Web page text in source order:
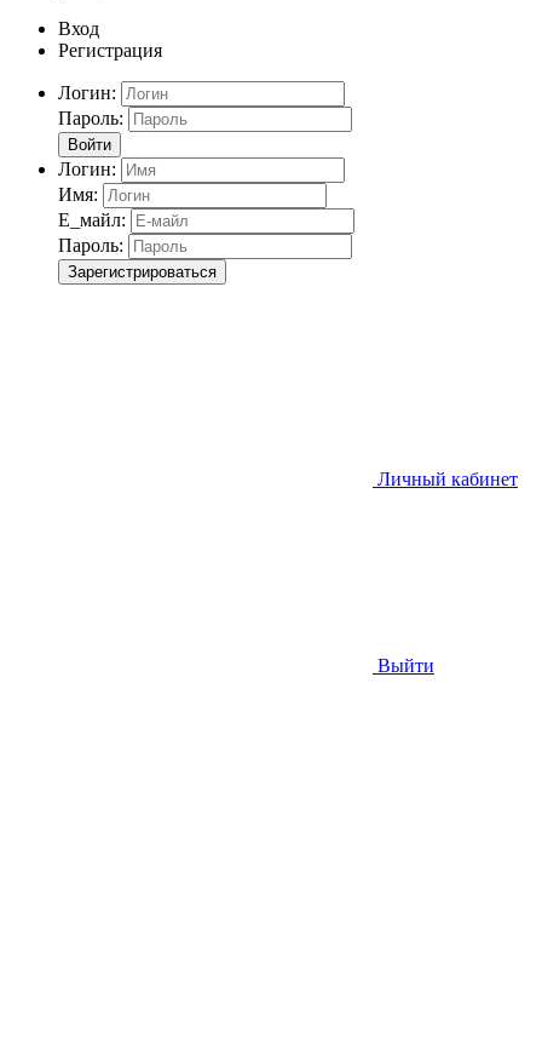
Вход
Регистрация
Логин:
Пароль:
Войти
Логин:
Имя:
Е_майл:
Пароль:
Зарегистрироваться
Личный кабинет
Выйти